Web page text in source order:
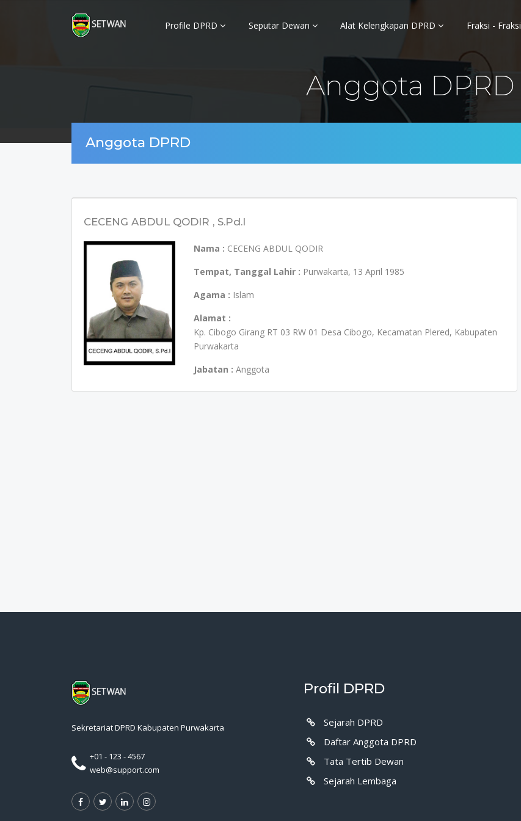
Profile DPRD Seputar Dewan Alat Kelengkapan DPRD Fraksi - Fraksi
Anggota DPRD
Anggota DPRD
CECENG ABDUL QODIR , S.Pd.I
Nama : CECENG ABDUL QODIR
Tempat, Tanggal Lahir : Purwakarta, 13 April 1985
Agama : Islam
Alamat :
Kp. Cibogo Girang RT 03 RW 01 Desa Cibogo, Kecamatan Plered, Kabupaten
Purwakarta
Jabatan : Anggota
Sekretariat DPRD Kabupaten Purwakarta
+01 - 123 - 4567
web@support.com
Profil DPRD
Sejarah DPRD
Daftar Anggota DPRD
Tata Tertib Dewan
Sejarah Lembaga